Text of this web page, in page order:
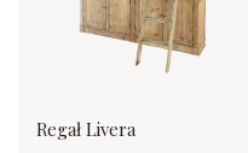
Regał Livera